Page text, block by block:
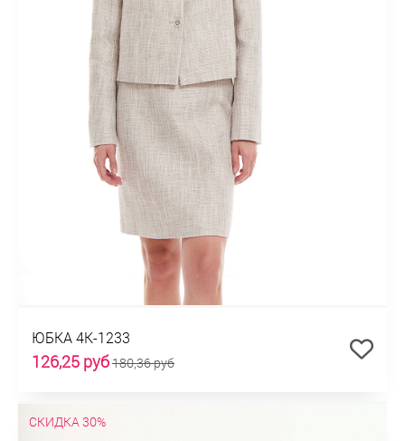
ЮБКА 4К-1233
126,25 руб180,36 руб
СКИДКА 30%